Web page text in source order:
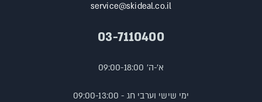
service@skideal.co.il
03-7110400
א'-ה' 09:00-18:00
ימי שישי וערבי חג - 09:00-13:00